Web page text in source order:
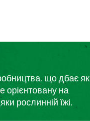
що дбає як
орієнтовану на
рослинній їжі.